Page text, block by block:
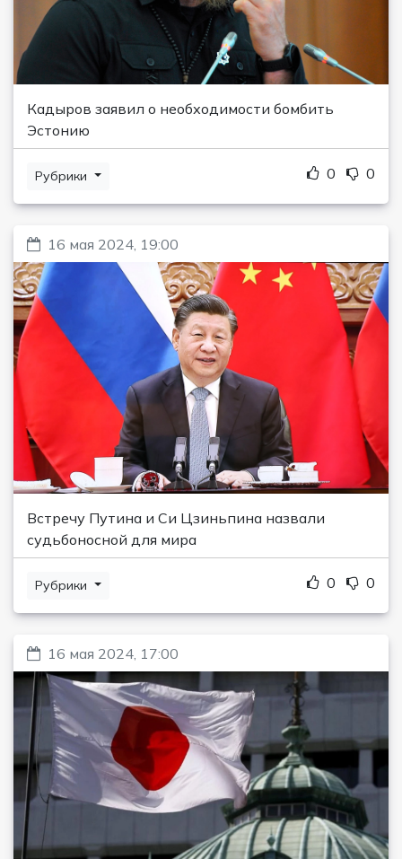
Кадыров заявил о необходимости бомбить
Эстонию
Рубрики 0 0
16 мая 2024, 19:00
Встречу Путина и Си Цзиньпина назвали
судьбоносной для мира
Рубрики 0 0
16 мая 2024, 17:00